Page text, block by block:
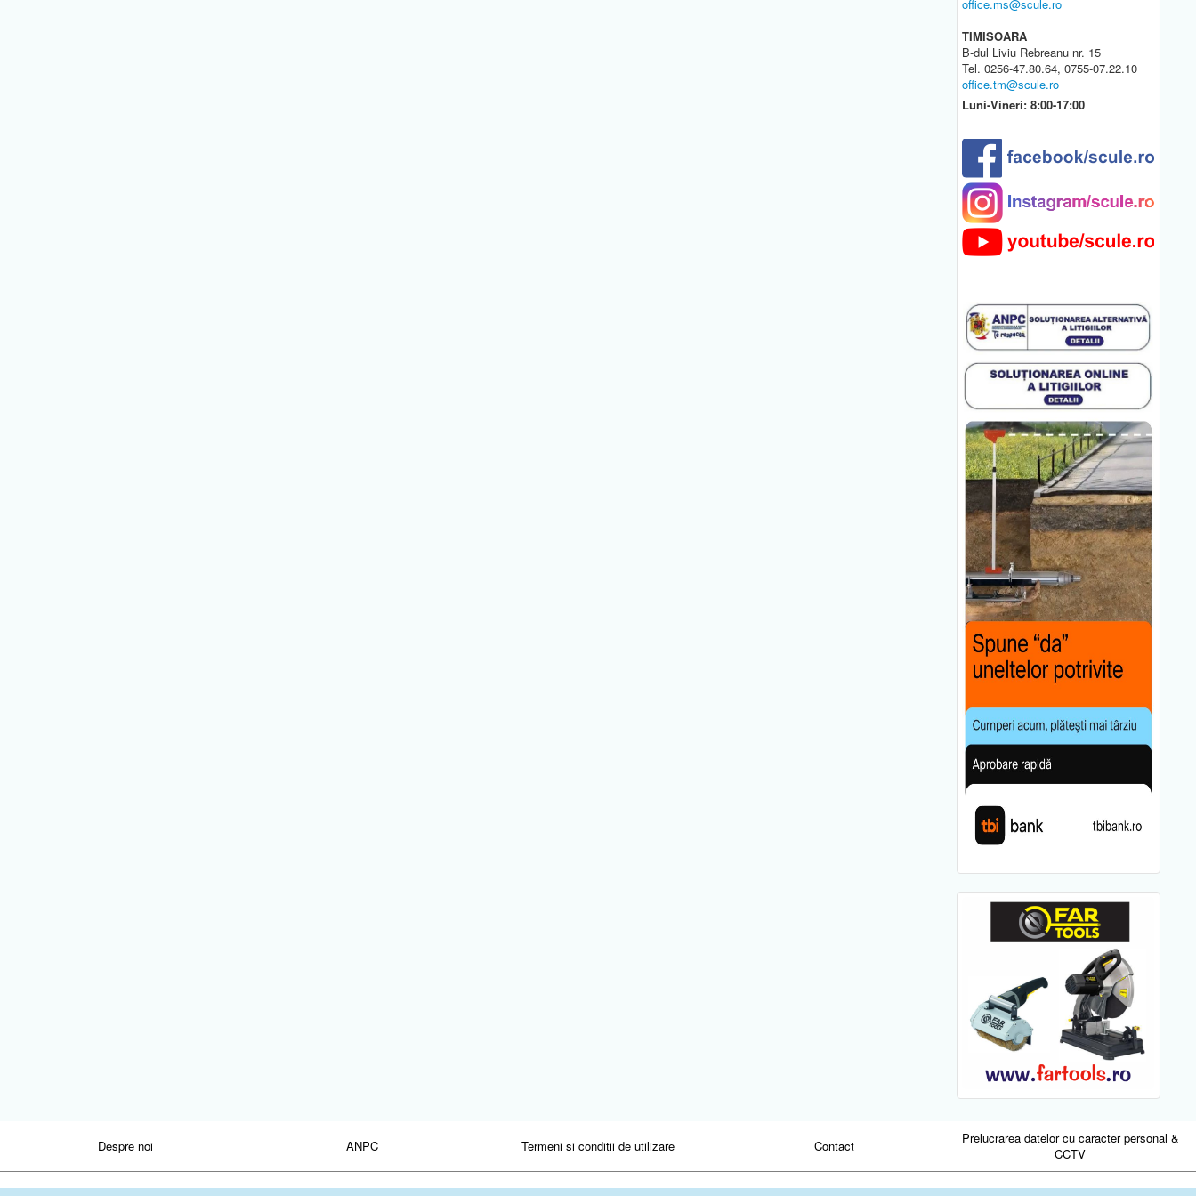
office.ms@scule.ro
TIMISOARA
B-dul Liviu Rebreanu nr. 15
Tel. 0256-47.80.64, 0755-07.22.10
office.tm@scule.ro
Luni-Vineri: 8:00-17:00
Despre noi ANPC Termeni si conditii de utilizare Contact
Prelucrarea datelor cu caracter personal &
CCTV